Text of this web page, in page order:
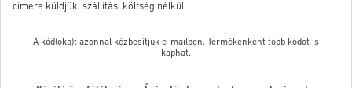
címére küldjük, szállítási költség nélkül.
A kód(oka)t azonnal kézbesítjük e-mailben. Termékenként több kódot is
kaphat.